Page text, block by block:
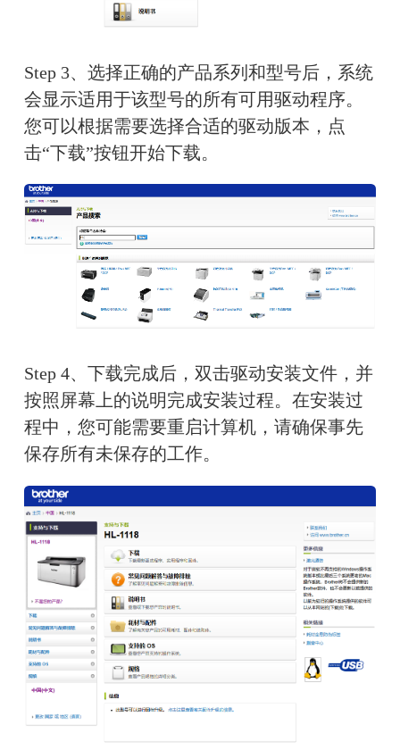
Step 3、选择正确的产品系列和型号后，系统
会显示适用于该型号的所有可用驱动程序。
您可以根据需要选择合适的驱动版本，点
击“下载”按钮开始下载。
Step 4、下载完成后，双击驱动安装文件，并
按照屏幕上的说明完成安装过程。在安装过
程中，您可能需要重启计算机，请确保事先
保存所有未保存的工作。